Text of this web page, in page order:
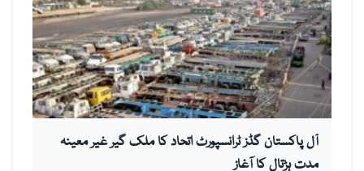
آل پاکستان گڈز ٹرانسپورٹ اتحاد کا ملک گیر غیر معینہ
مدت ہڑتال کا آغاز